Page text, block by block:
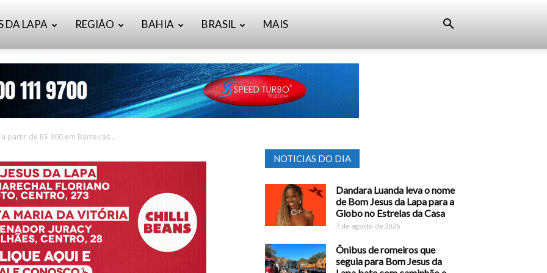
DA LAPA REGIÃO BAHIA BRASIL MAIS
partir de R$ 900 em Barreiras...
NOTICIAS DO DIA
Dandara Luanda leva o nome
de Bom Jesus da Lapa para a
Globo no Estrelas da Casa
7 de agosto de 2026
Ônibus de romeiros que
seguia para Bom Jesus da